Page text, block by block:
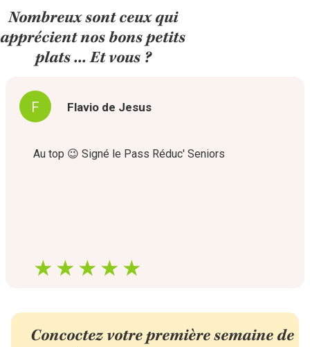
Nombreux sont ceux qui
apprécient nos bons petits
plats ... Et vous ?
F Flavio de Jesus
Au top 😉 Signé le Pass Réduc' Seniors
Concoctez votre première semaine de